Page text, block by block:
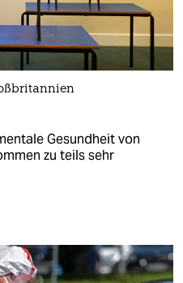
Gesundheit von
zu teils sehr